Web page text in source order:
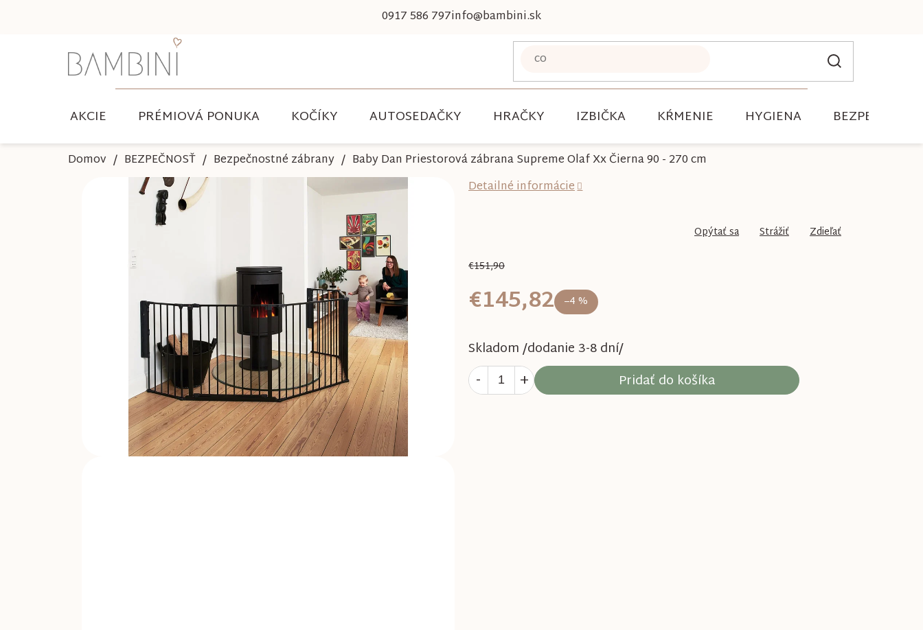
0917 586 797info@bambini.sk
AKCIE PRÉMIOVÁ PONUKA KOČÍKY AUTOSEDAČKY HRAČKY IZBIČKA KŔMENIE HYGIENA BEZPEČNOSŤ
Domov BEZPEČNOSŤ Bezpečnostné zábrany Baby Dan Priestorová zábrana Supreme Olaf Xx Čierna 90 - 270 cm
€151,90
–4 %
€145,82
Skladom /dodanie 3-8 dní/
Pridať do košíka
Detailné informácie
Opýtať sa Strážiť Zdieľať